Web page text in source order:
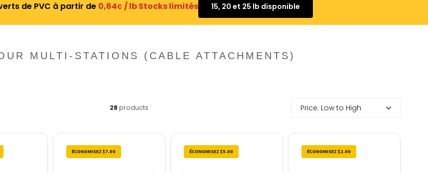
de PVC à partir de 0,64¢ / lb Stocks limités 15, 20 et 25 lb disponible
MULTI-STATIONS (CABLE ATTACHMENTS)
28products Price: Low to High
ÉCONOMISEZ $7.00 ÉCONOMISEZ $5.00 ÉCONOMISEZ $2.00